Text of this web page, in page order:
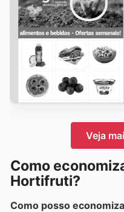
Veja
Como
Hortifruti?
Como posso